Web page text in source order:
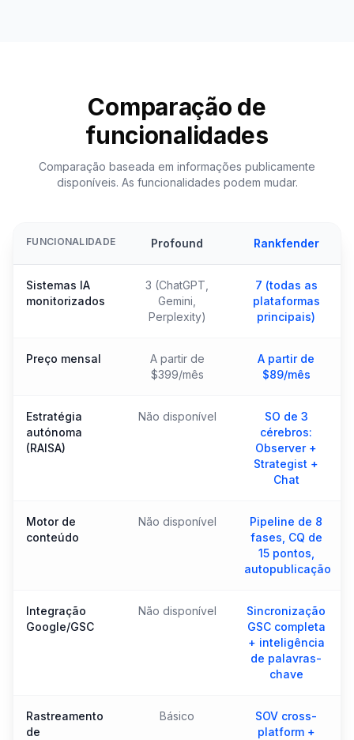
Comparação de
funcionalidades
Comparação baseada em informações publicamente
disponíveis. As funcionalidades podem mudar.
FUNCIONALIDADE Profound Rankfender
Sistemas IA
monitorizados
3 (ChatGPT,
Gemini,
Perplexity)
7 (todas as
plataformas
principais)
Preço mensal
A partir de
$399/mês
A partir de
$89/mês
Estratégia
autónoma
(RAISA)
Não disponível
SO de 3
cérebros:
Observer +
Strategist +
Chat
Motor de
conteúdo
Não disponível
Pipeline de 8
fases, CQ de
15 pontos,
autopublicação
Integração
Google/GSC
Não disponível
Sincronização
GSC completa
+ inteligência
de palavras-
chave
Rastreamento
de
Básico
SOV cross-
platform +